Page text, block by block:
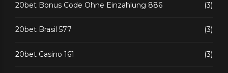
20bet Bonus Code Ohne Einzahlung 886 (3)
20bet Brasil 577 (3)
20bet Casino 161 (3)